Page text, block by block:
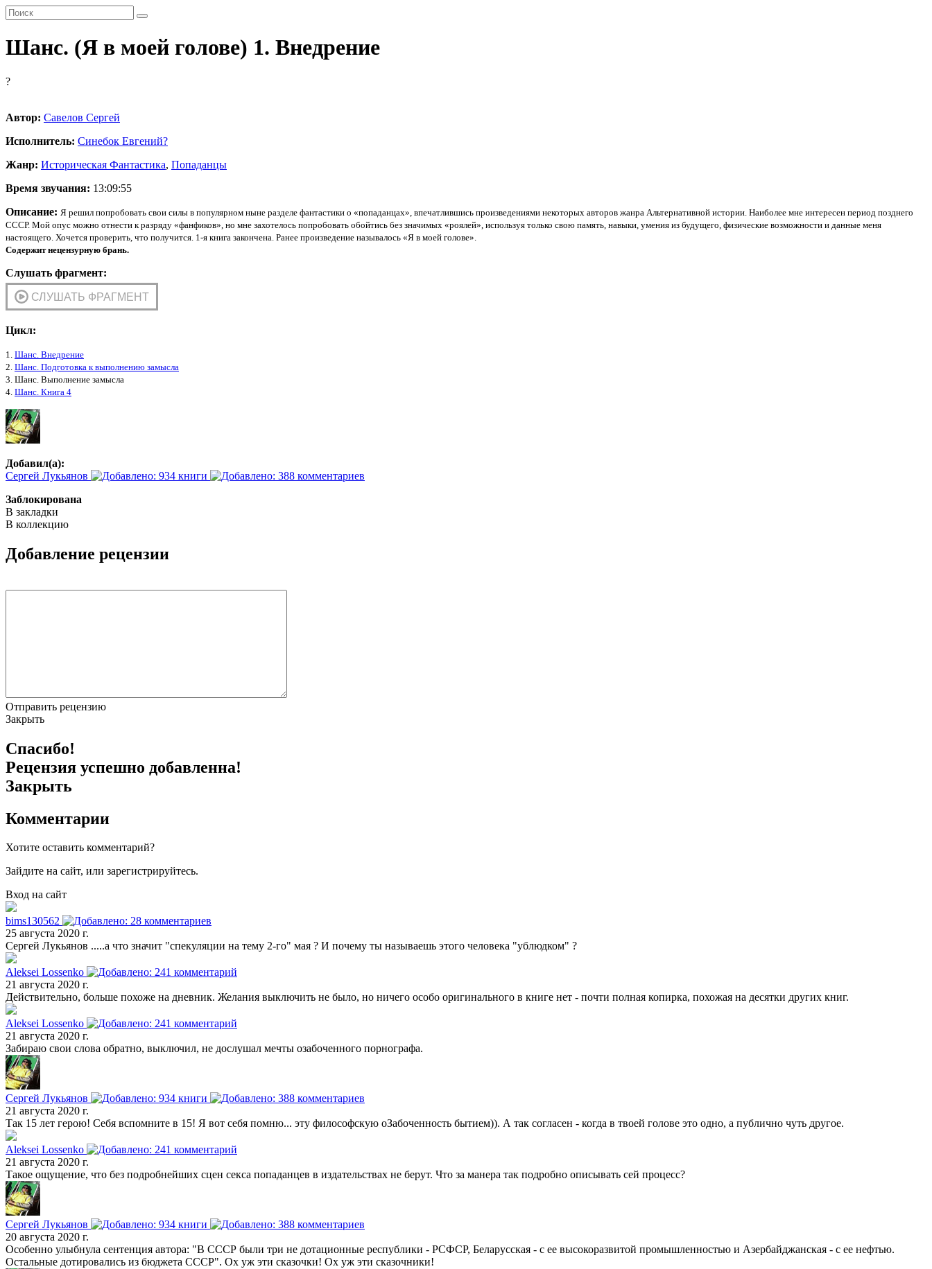
Шанс. (Я в моей голове) 1. Внедрение
?
Автор: Савелов Сергей
Исполнитель: Синебок Евгений?
Жанр: Историческая Фантастика, Попаданцы
Время звучания: 13:09:55
Описание: Я решил попробовать свои силы в популярном ныне разделе фантастики о «попаданцах», впечатлившись произведениями некоторых авторов жанра Альтернативной истории. Наиболее мне интересен период позднего
СССР. Мой опус можно отнести к разряду «фанфиков», но мне захотелось попробовать обойтись без значимых «роялей», используя только свою память, навыки, умения из будущего, физические возможности и данные меня
настоящего. Хочется проверить, что получится. 1-я книга закончена. Ранее произведение называлось «Я в моей голове».
Содержит нецензурную брань.
Слушать фрагмент:
Цикл:
1. Шанс. Внедрение
2. Шанс. Подготовка к выполнению замысла
3. Шанс. Выполнение замысла
4. Шанс. Книга 4
Добавил(а):
Сергей Лукьянов
Заблокирована
В закладки
В коллекцию
Добавление рецензии
Отправить рецензию
Закрыть
Спасибо!
Рецензия успешно добавленна!
Закрыть
Комментарии
Хотите оставить комментарий?
Зайдите на сайт, или зарегистрируйтесь.
Вход на сайт
bims130562
25 августа 2020 г.
Сергей Лукьянов .....а что значит "спекуляции на тему 2-го" мая ? И почему ты называешь этого человека "ублюдком" ?
Aleksei Lossenko
21 августа 2020 г.
Действительно, больше похоже на дневник. Желания выключить не было, нo ничего особо оригинального в книге нет - почти полная копирка, похожая на десятки других книг.
Aleksei Lossenko
21 августа 2020 г.
Забираю свои слова обратно, выключил, не дослушал мечты озабоченного порнографа.
Сергей Лукьянов
21 августа 2020 г.
Так 15 лет герою! Себя вспомните в 15! Я вот себя помню... эту философскую оЗабоченность бытием)). А так согласен - когда в твоей голове это одно, а публично чуть другое.
Aleksei Lossenko
21 августа 2020 г.
Такое ощущение, что без подробнейших сцен секса попаданцев в издательствах не берут. Что за манера так подробно описывать сей процесс?
Сергей Лукьянов
20 августа 2020 г.
Особенно улыбнула сентенция автора: "В СССР были три не дотационные республики - РСФСР, Беларусская - с ее высокоразвитой промышленностью и Азербайджанская - с ее нефтью.
Остальные дотировались из бюджета СССР". Ох уж эти сказочки! Ох уж эти сказочники!